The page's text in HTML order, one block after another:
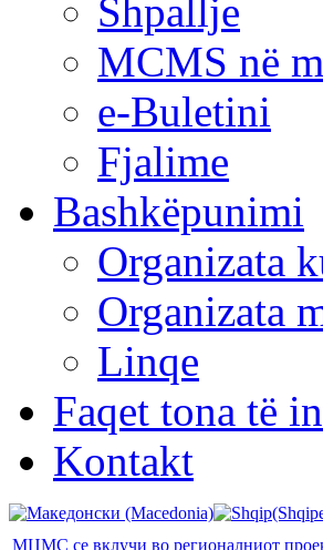
Shpallje
MCMS në
e-Buletini
Fjalime
Bashkëpunimi
Organizata
Organizata
Linqe
Faqet tona të
Kontakt
МЦМС се вклучи во регионалниот